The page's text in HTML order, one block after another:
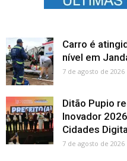
Carro é
nível em
7 de agosto de 2026
Ditão Pupio
Inovador
Cidades
7 de agosto de 2026